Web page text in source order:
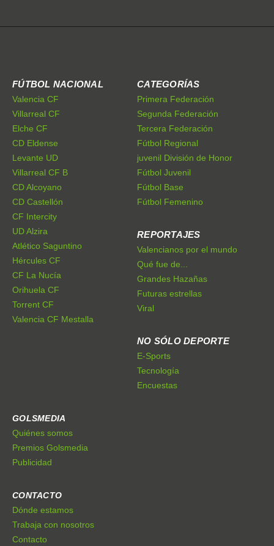
FÚTBOL NACIONAL
Valencia CF
Villarreal CF
Elche CF
CD Eldense
Levante UD
Villarreal CF B
CD Alcoyano
CD Castellón
CF Intercity
UD Alzira
Atlético Saguntino
Hércules CF
CF La Nucía
Orihuela CF
Torrent CF
Valencia CF Mestalla
CATEGORÍAS
Primera Federación
Segunda Federación
Tercera Federación
Fútbol Regional
juvenil División de Honor
Fútbol Juvenil
Fútbol Base
Fútbol Femenino
REPORTAJES
Valencianos por el mundo
Qué fue de...
Grandes Hazañas
Futuras estrellas
Viral
NO SÓLO DEPORTE
E-Sports
Tecnología
Encuestas
GOLSMEDIA
Quiénes somos
Premios Golsmedia
Publicidad
CONTACTO
Dónde estamos
Trabaja con nosotros
Contacto